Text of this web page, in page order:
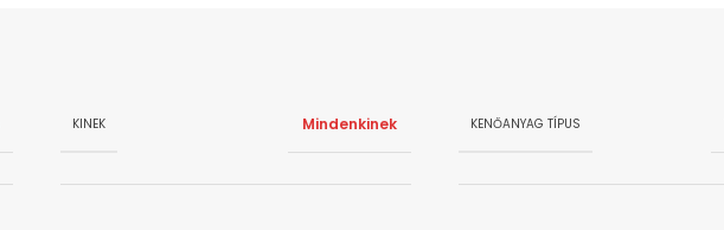
KINEK Mindenkinek KENŐANYAG TÍPUS